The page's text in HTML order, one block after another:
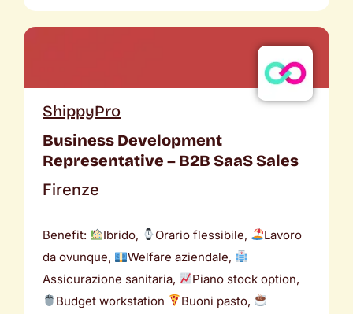
ShippyPro
Business Development
Representative – B2B SaaS Sales
Firenze
Benefit: Ibrido, Orario flessibile,
Lavoro
da ovunque,
Welfare aziendale,
Assicurazione sanitaria,
Piano stock option,
Budget workstation
Buoni pasto,